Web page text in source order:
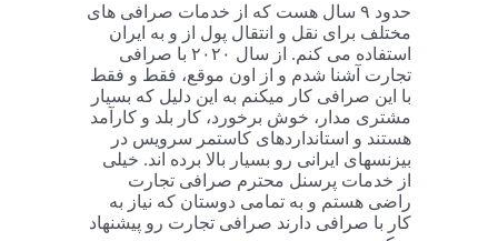
حدود ۹ سال هست که از خدمات صرافی های
مختلف برای نقل و انتقال پول از و به ایران
استفاده می کنم. از سال ۲۰۲۰ با صرافی
تجارت آشنا شدم و از اون موقع، فقط و فقط
با این صرافی کار میکنم به این دلیل که بسیار
مشتری مدار، خوش برخورد، کار بلد و کارآمد
هستند و استانداردهای کاستمر سرویس در
بیزنسهای ایرانی رو بسیار بالا برده اند. خیلی
از خدمات پرسنل محترم صرافی تجارت
راضی هستم و به تمامی دوستان که نیاز به
کار با صرافی دارند صرافی تجارت رو پیشنهاد